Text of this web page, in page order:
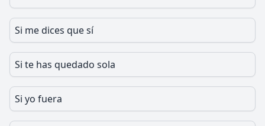
Si me dices que sí
Si te has quedado sola
Si yo fuera